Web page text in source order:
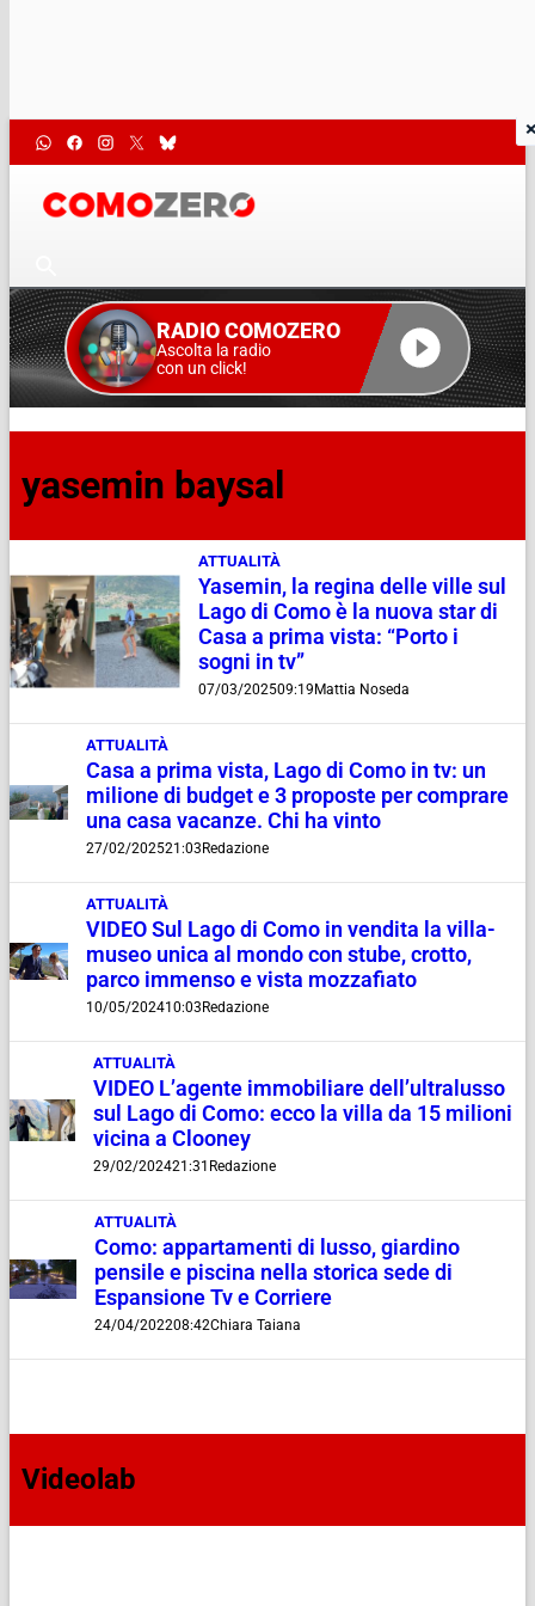
RADIO COMOZERO
Ascolta la radio
con un click!
yasemin baysal
ATTUALITÀ
Yasemin, la regina delle ville sul
Lago di Como è la nuova star di
Casa a prima vista: “Porto i
sogni in tv”
07/03/202509:19Mattia Noseda
ATTUALITÀ
Casa a prima vista, Lago di Como in tv: un
milione di budget e 3 proposte per comprare
una casa vacanze. Chi ha vinto
27/02/202521:03Redazione
ATTUALITÀ
VIDEO Sul Lago di Como in vendita la villa-
museo unica al mondo con stube, crotto,
parco immenso e vista mozzafiato
10/05/202410:03Redazione
ATTUALITÀ
VIDEO L’agente immobiliare dell’ultralusso
sul Lago di Como: ecco la villa da 15 milioni
vicina a Clooney
29/02/202421:31 Redazione
ATTUALITÀ
Como: appartamenti di lusso, giardino
pensile e piscina nella storica sede di
Espansione Tv e Corriere
24/04/202208:42Chiara Taiana
Videolab